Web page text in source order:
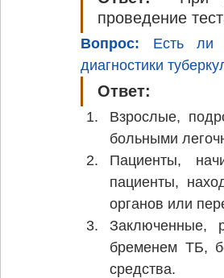
проведение
Вопрос: Есть ли
диагностики
Ответ:
Взрослые,
больными
Пациенты,
пациенты,
органов или
Заключенные,
бременем ТБ,
средства.